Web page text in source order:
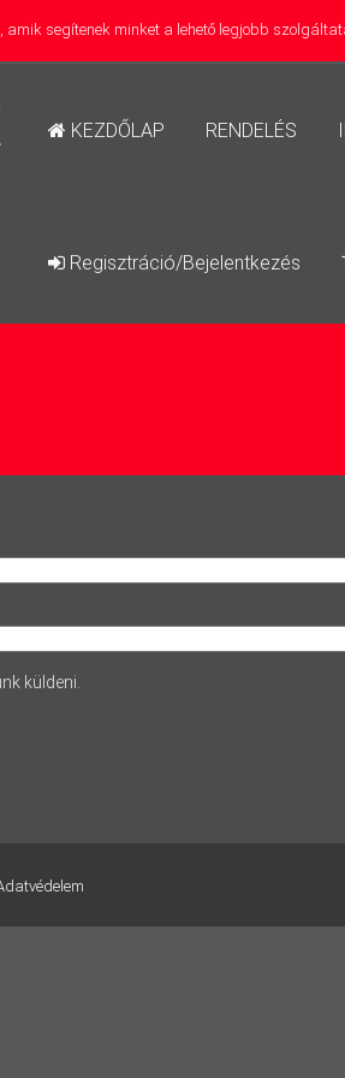
KEZDŐLAP RENDELÉS
Regisztráció/Bejelentkezés
küldeni.
segítenek minket a lehető legjobb